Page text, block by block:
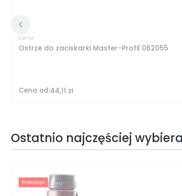
Edma
Ostrze do zaciskarki Master-Profil 062055
Cena od:44,11 zł
Ostatnio najczęściej
Promocja